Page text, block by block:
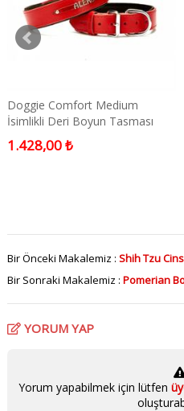
Doggie Comfort Medium
İsimlikli Deri Boyun Tasması
1.428,00 ₺
Bir Önceki Makalemiz : Shih Tzu
Bir Sonraki Makalemiz : Pomerian
YORUM YAP
Yorum yapabilmek için lütfen